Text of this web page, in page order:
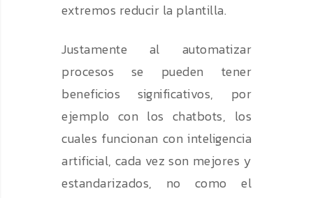
extremos reducir la plantilla.
Justamente al automatizar
procesos se pueden tener
beneficios significativos, por
ejemplo con los chatbots, los
cuales funcionan con inteligencia
artificial, cada vez son mejores y
estandarizados, no como el